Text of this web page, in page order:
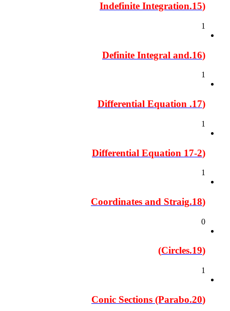
(15.Indefinite Integration
1
(16.Definite Integral and
1
(17. Differential Equation
1
(17-2 Differential Equation
1
(18.Coordinates and Straig
0
(19.Circles)
1
(20.Conic Sections (Parabo